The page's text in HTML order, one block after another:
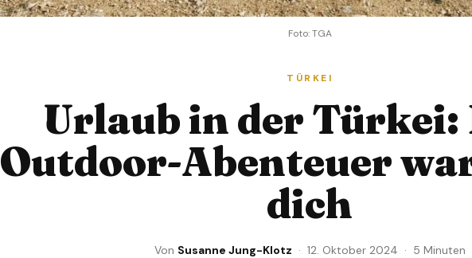
Foto: TGA
TÜRKEI
Urlaub in der Türkei:
Outdoor-Abenteuer
dich
Von Susanne Jung-Klotz · 12. Oktober 2024 · 5 Minuten